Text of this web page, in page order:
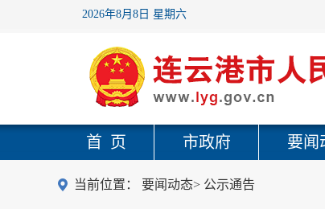
2026年8月8日 星期六
首 页 市政府 要闻
当前位置： 要闻动态> 公示通告